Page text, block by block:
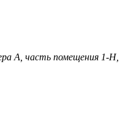
А, часть помещения 1-